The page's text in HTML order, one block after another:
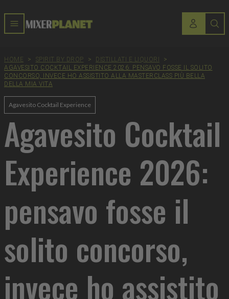
HOME > SPIRIT BY DROP > DISTILLATI E LIQUORI
>
AGAVESITO COCKTAIL EXPERIENCE 2026: PENSAVO FOSSE IL SOLITO
CONCORSO, INVECE HO ASSISTITO ALLA MASTERCLASS PIÙ BELLA
DELLA MIA VITA
Agavesito Cocktail Experience
Agavesito Cocktail
Experience 2026:
pensavo fosse il
solito concorso,
invece ho assistito